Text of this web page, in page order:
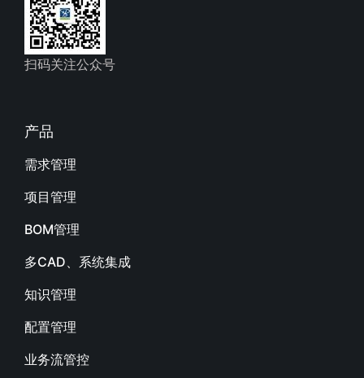
扫码关注公众号
产品
需求管理
项目管理
BOM管理
多CAD、系统集成
知识管理
配置管理
业务流管控